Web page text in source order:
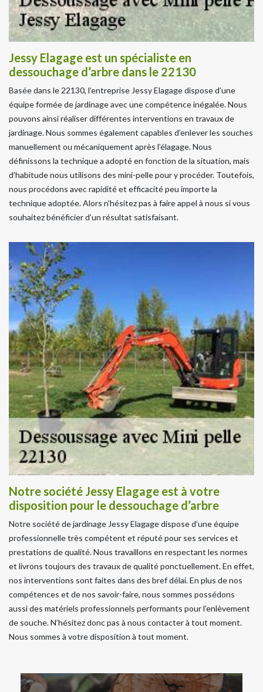
Jessy Elagage est un spécialiste en
dessouchage d’arbre dans le 22130
Basée dans le 22130, l’entreprise Jessy Elagage dispose d’une
équipe formée de jardinage avec une compétence inégalée. Nous
pouvons ainsi réaliser différentes interventions en travaux de
jardinage. Nous sommes également capables d’enlever les souches
manuellement ou mécaniquement après l’élagage. Nous
définissons la technique a adopté en fonction de la situation, mais
d’habitude nous utilisons des mini-pelle pour y procéder. Toutefois,
nous procédons avec rapidité et efficacité peu importe la
technique adoptée. Alors n’hésitez pas à faire appel à nous si vous
souhaitez bénéficier d’un résultat satisfaisant.
Notre société Jessy Elagage est à votre
disposition pour le dessouchage d’arbre
Notre société de jardinage Jessy Elagage dispose d’une équipe
professionnelle très compétent et réputé pour ses services et
prestations de qualité. Nous travaillons en respectant les normes
et livrons toujours des travaux de qualité ponctuellement. En effet,
nos interventions sont faites dans des bref délai. En plus de nos
compétences et de nos savoir-faire, nous sommes possédons
aussi des matériels professionnels performants pour l’enlèvement
de souche. N’hésitez donc pas à nous contacter à tout moment.
Nous sommes à votre disposition à tout moment.